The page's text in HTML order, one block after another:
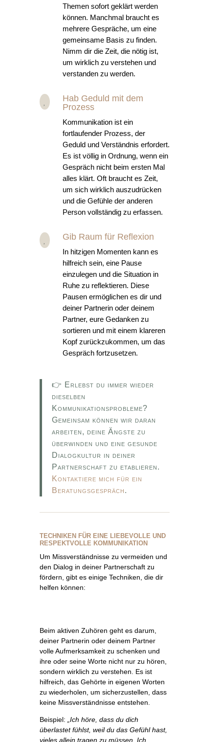
Themen sofort geklärt werden
können. Manchmal braucht es
mehrere Gespräche, um eine
gemeinsame Basis zu finden.
Nimm dir die Zeit, die nötig ist,
um wirklich zu verstehen und
verstanden zu werden.
Hab Geduld mit dem
Prozess
Kommunikation ist ein
fortlaufender Prozess, der
Geduld und Verständnis erfordert.
Es ist völlig in Ordnung, wenn ein
Gespräch nicht beim ersten Mal
alles klärt. Oft braucht es Zeit,
um sich wirklich auszudrücken
und die Gefühle der anderen
Person vollständig zu erfassen.
Gib Raum für Reflexion
In hitzigen Momenten kann es
hilfreich sein, eine Pause
einzulegen und die Situation in
Ruhe zu reflektieren. Diese
Pausen ermöglichen es dir und
deiner Partnerin oder deinem
Partner, eure Gedanken zu
sortieren und mit einem klareren
Kopf zurückzukommen, um das
Gespräch fortzusetzen.
👉 Erlebst du immer wieder
dieselben
Kommunikationsprobleme?
Gemeinsam können wir daran
arbeiten, deine Ängste zu
überwinden und eine gesunde
Dialogkultur in deiner
Partnerschaft zu etablieren.
Kontaktiere mich für ein
Beratungsgespräch.
TECHNIKEN FÜR EINE LIEBEVOLLE UND
RESPEKTVOLLE KOMMUNIKATION
Um Missverständnisse zu vermeiden und
den Dialog in deiner Partnerschaft zu
fördern, gibt es einige Techniken, die dir
helfen können:
Beim aktiven Zuhören geht es darum,
deiner Partnerin oder deinem Partner
volle Aufmerksamkeit zu schenken und
ihre oder seine Worte nicht nur zu hören,
sondern wirklich zu verstehen. Es ist
hilfreich, das Gehörte in eigenen Worten
zu wiederholen, um sicherzustellen, dass
keine Missverständnisse entstehen.
Beispiel:
„Ich höre, dass du dich
überlastet fühlst, weil du das Gefühl hast,
vieles allein tragen zu müssen. Ich